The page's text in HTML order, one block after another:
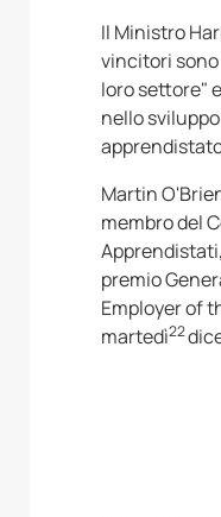
Il Ministro
vincitori
loro settore"
nello
Martin
membro del
premio
Employer of
martedì22